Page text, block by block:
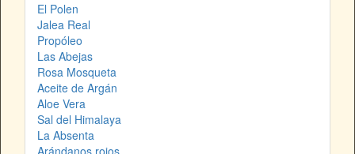
El Polen
Jalea Real
Propóleo
Las Abejas
Rosa Mosqueta
Aceite de Argán
Aloe Vera
Sal del Himalaya
La Absenta